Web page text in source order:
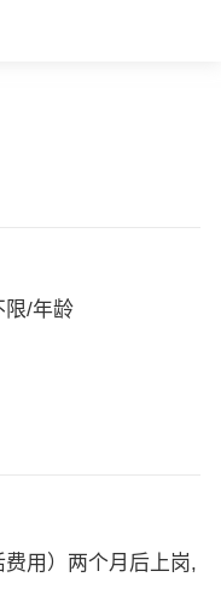
限/年龄
用）两个月后上岗,